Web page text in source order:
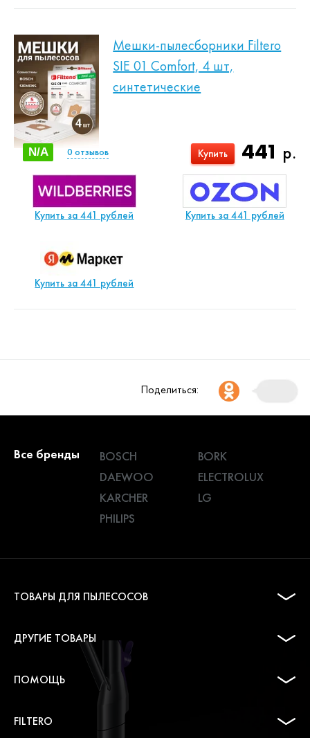
Мешки-пылесборники Filtero
SIE 01 Comfort, 4 шт,
синтетические
441 р.
Купить
N/A 0 отзывов
Купить за 441 рублей Купить за 441 рублей
Купить за 441 рублей
Поделиться:
Все бренды BOSCH
BORK
DAEWOO
ELECTROLUX
KARCHER
LG
PHILIPS
ТОВАРЫ ДЛЯ ПЫЛЕСОСОВ
ДРУГИЕ ТОВАРЫ
ПОМОЩЬ
FILTERO